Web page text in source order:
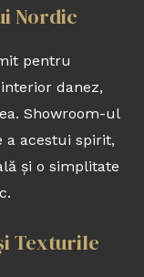
Nordic
pentru
danez,
Showroom-ul
a acestui spirit,
și o simplitate
Texturile